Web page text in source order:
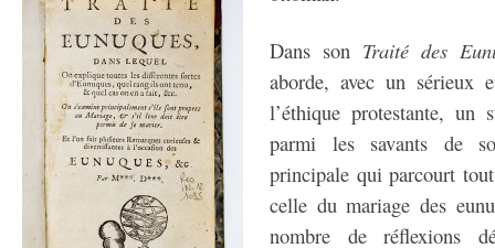
Dans son Traité des
aborde, avec un sérieux
l’éthique protestante, un
parmi les savants de
principale qui parcourt tout
celle du mariage des
nombre de réflexions